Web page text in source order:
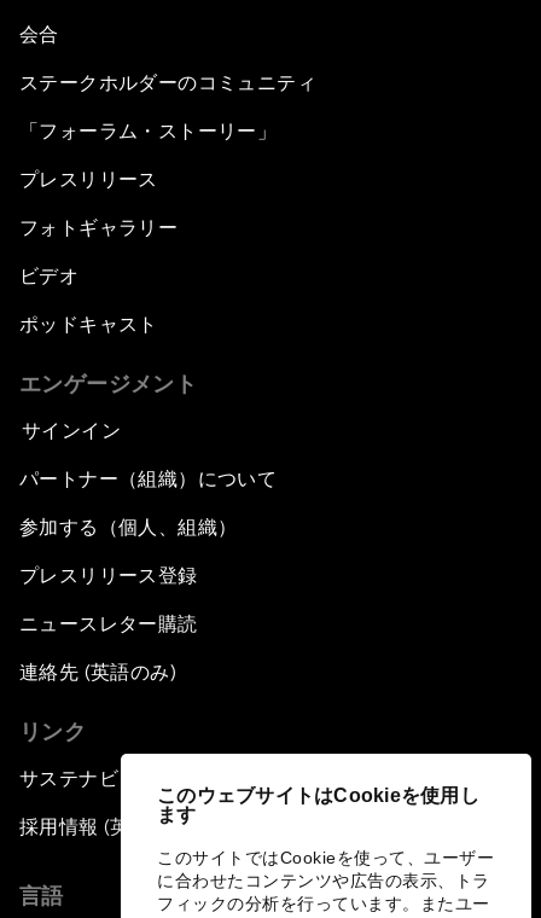
このウェブサイトはCookieを使用し
ます
このサイトではCookieを使って、ユーザー
に合わせたコンテンツや広告の表示、トラ
フィックの分析を行っています。またユー
会合
ステークホルダーのコミュニティ
「フォーラム・ストーリー」
プレスリリース
フォトギャラリー
ビデオ
ポッドキャスト
エンゲージメント
サインイン
パートナー（組織）について
参加する（個人、組織）
プレスリリース登録
ニュースレター購読
連絡先 (英語のみ)
リンク
サステナビリティへの取り組み
採用情報 (英語のみ)
言語